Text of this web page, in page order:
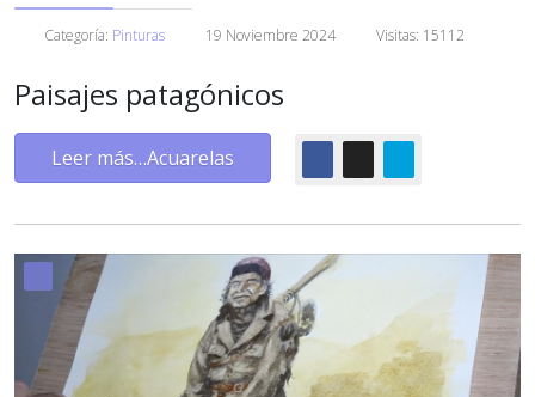
Categoría: Pinturas 19 Noviembre 2024 Visitas: 15112
Paisajes patagónicos
Leer más…Acuarelas